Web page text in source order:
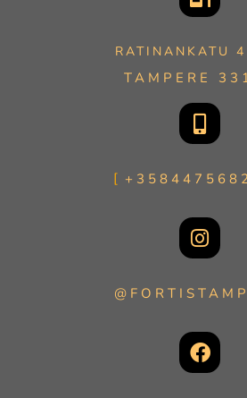
RATINANKATU
TAMPERE